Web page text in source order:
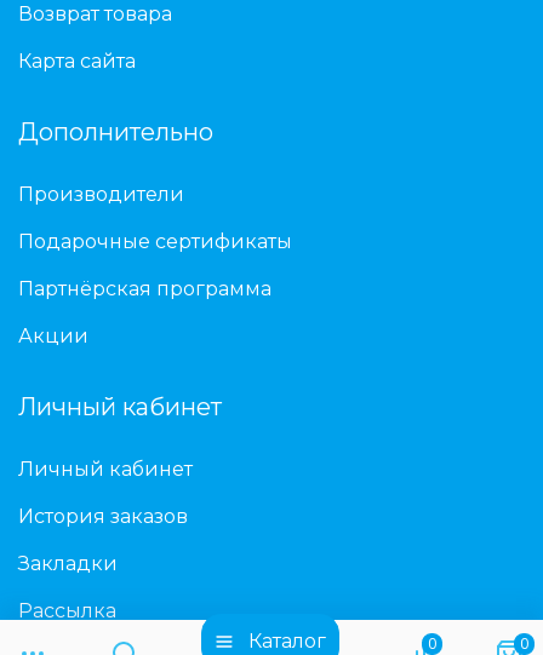
Каталог 0 0
Возврат товара
Карта сайта
Дополнительно
Производители
Подарочные сертификаты
Партнёрская программа
Акции
Личный кабинет
Личный кабинет
История заказов
Закладки
Рассылка